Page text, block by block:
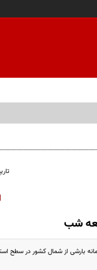
شب
پنجشنبه بعد از ظهر تا عصر روز جمعه (۷ و ۸ دی‌ماه) با گذر یک سامانه